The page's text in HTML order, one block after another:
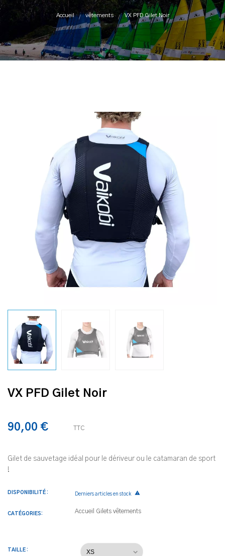
Accueil vêtements VX PFD Gilet Noir
VX PFD Gilet Noir
90,00 € TTC
Gilet de sauvetage idéal pour le dériveur ou le catamaran de sport
!
DISPONIBILITÉ : Derniers articles en stock 
CATÉGORIES: Accueil Gilets vêtements
TAILLE :